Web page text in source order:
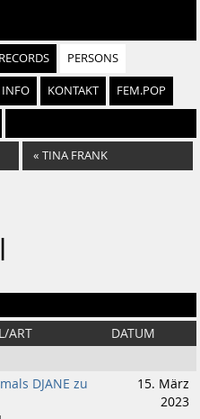
RECORDS PERSONS
INFO KONTAKT FEM.POP
« TINA FRANK
ART
DATUM
DJANE zu
15. März
2023